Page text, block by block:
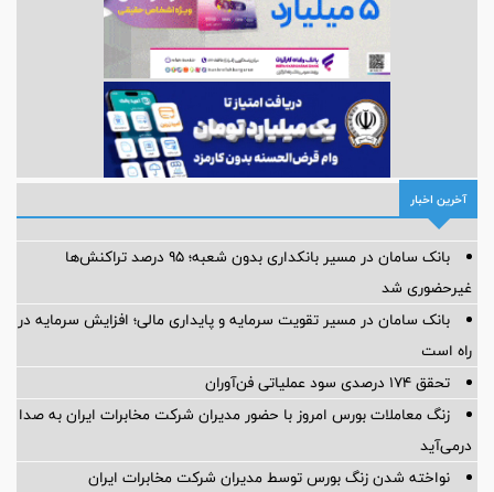
آخرین اخبار
بانک سامان در مسیر بانکداری بدون شعبه؛ ۹۵ درصد تراکنش‌ها
غیرحضوری شد
بانک سامان در مسیر تقویت سرمایه و پایداری مالی؛ افزایش سرمایه در
راه است
تحقق ۱۷۴ درصدی سود عملیاتی فن‌آوران
زنگ معاملات بورس امروز با حضور مدیران شرکت مخابرات ایران به صدا
درمی‌آید
نواخته شدن زنگ بورس توسط مدیران شرکت مخابرات ایران